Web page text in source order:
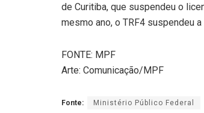
de Curitiba, que suspendeu o
mesmo ano, o TRF4 suspendeu
FONTE: MPF
Arte: Comunicação/MPF
Fonte: Ministério Público Federal